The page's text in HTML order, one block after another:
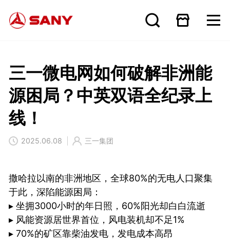
三一微电网如何破解非洲能
源困局？​​中英双语全纪录上
线！
2025.06.08 三一集团
撒哈拉以南的非洲地区，全球80%的无电人口聚集
于此，深陷能源困局：
▸ 坐拥3000小时的年日照，60%阳光却白白流逝
▸ 风能资源居世界首位，风电装机却不足1%
▸ 70%的矿区靠柴油发电，发电成本高昂